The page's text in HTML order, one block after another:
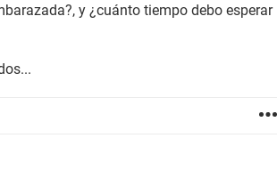
y ¿cuánto tiempo debo esperar